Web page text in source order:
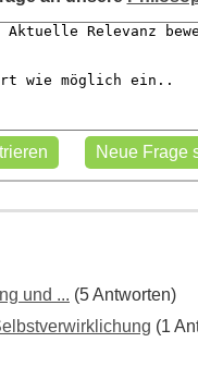
und ... (5 Antworten)
(1